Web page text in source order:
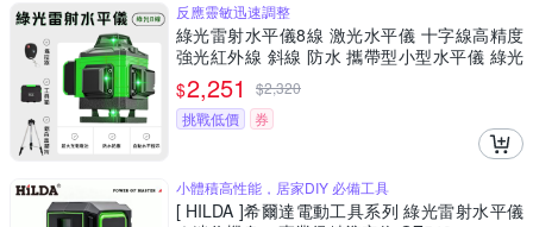
反應靈敏迅速調整
綠光雷射水平儀8線 激光水平儀 十字線高精度
強光紅外線 斜線 防水 攜帶型小型水平儀 綠光
雷射水平儀
$2,251 $2,320
挑戰低價
券
小體積高性能，居家DIY 必備工具
[ HILDA ]希爾達電動工具系列 綠光雷射水平儀